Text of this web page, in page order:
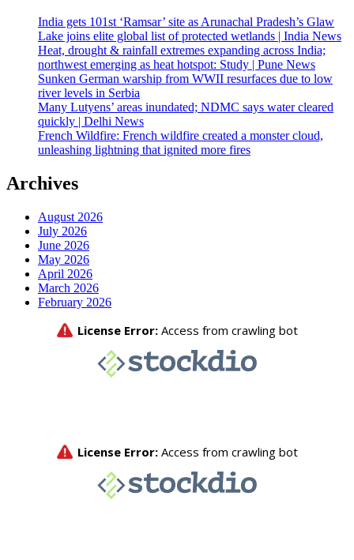
India gets 101st ‘Ramsar’ site as Arunachal Pradesh’s Glaw
Lake joins elite global list of protected wetlands | India News
Heat, drought & rainfall extremes expanding across India;
northwest emerging as heat hotspot: Study | Pune News
Sunken German warship from WWII resurfaces due to low
river levels in Serbia
Many Lutyens’ areas inundated; NDMC says water cleared
quickly | Delhi News
French Wildfire: French wildfire created a monster cloud,
unleashing lightning that ignited more fires
Archives
August 2026
July 2026
June 2026
May 2026
April 2026
March 2026
February 2026